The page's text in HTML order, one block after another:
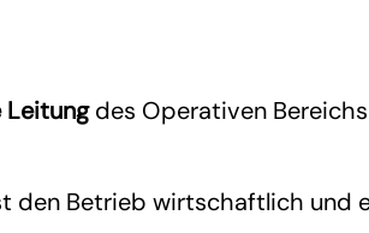
des Operativen
den Betrieb wirtschaftlich und